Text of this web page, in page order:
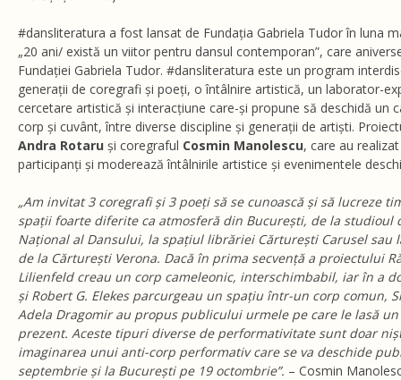
#dansliteratura a fost lansat de Fundația Gabriela Tudor în luna
„20 ani/ există un viitor pentru dansul contemporan”, care
Fundației Gabriela Tudor. #dansliteratura este un program
generații de coregrafi și poeți, o întâlnire artistică, un laborator-
cercetare artistică și interacțiune care-și propune să deschidă un
corp și cuvânt, între diverse discipline și generații de artiști.
Andra Rotaru și coregraful Cosmin Manolescu, care au
participanți și moderează întâlnirile artistice și evenimentele
„Am invitat 3 coregrafi și 3 poeți să se cunoască și să lucreze
spații foarte diferite ca atmosferă din București, de la studioul
Național al Dansului, la spațiul librăriei Cărturești Carusel sau
de la Cărturești Verona. Dacă în prima secvență a proiectului
Lilienfeld creau un corp cameleonic, interschimbabil, iar în a
și Robert G. Elekes parcurgeau un spațiu într-un corp comun,
Adela Dragomir au propus publicului urmele pe care le lasă
prezent. Aceste tipuri diverse de performativitate sunt doar
imaginarea unui anti-corp performativ care se va deschide
septembrie și la București pe 19 octombrie”. – Cosmin